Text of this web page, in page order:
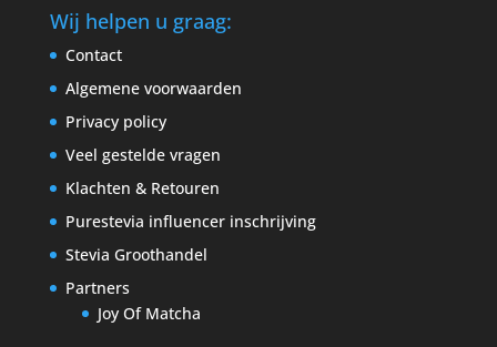
Wij helpen u graag:
Contact
Algemene voorwaarden
Privacy policy
Veel gestelde vragen
Klachten & Retouren
Purestevia influencer inschrijving
Stevia Groothandel
Partners
Joy Of Matcha